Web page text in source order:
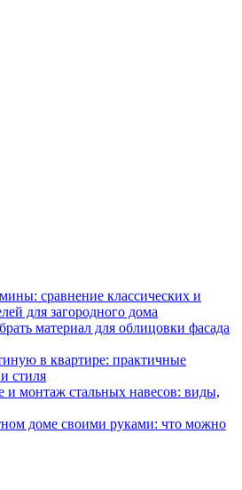
сравнение классических и
для загородного дома
материал для облицовки фасада
в квартире: практичные
стиля
и монтаж стальных навесов: виды,
доме своими руками: что можно